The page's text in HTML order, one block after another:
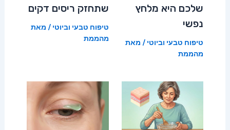
שלכם היא מלחץ
נפשי
טיפוח טבעי וביוטי / מאת
מהממת
שתחזק ריסים דקים
טיפוח טבעי וביוטי / מאת
מהממת